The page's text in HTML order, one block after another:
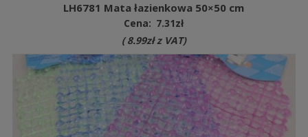
LH6781 Mata łazienkowa 50×50 cm
Cena: 7.31zł
( 8.99złz VAT)